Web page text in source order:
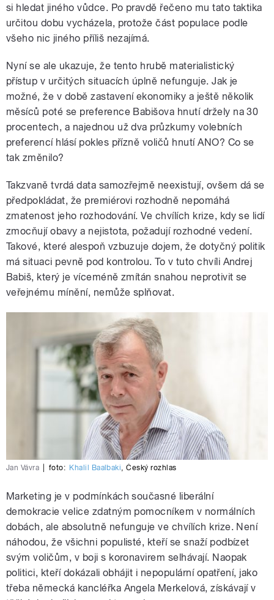
si hledat jiného vůdce. Po pravdě řečeno mu tato taktika
určitou dobu vycházela, protože část populace podle
všeho nic jiného příliš nezajímá.
Nyní se ale ukazuje, že tento hrubě materialistický
přístup v určitých situacích úplně nefunguje. Jak je
možné, že v době zastavení ekonomiky a ještě několik
měsíců poté se preference Babišova hnutí držely na 30
procentech, a najednou už dva průzkumy volebních
preferencí hlásí pokles přízně voličů hnutí ANO? Co se
tak změnilo?
Takzvaně tvrdá data samozřejmě neexistují, ovšem dá se
předpokládat, že premiérovi rozhodně nepomáhá
zmatenost jeho rozhodování. Ve chvílích krize, kdy se lidí
zmocňují obavy a nejistota, požadují rozhodné vedení.
Takové, které alespoň vzbuzuje dojem, že dotyčný politik
má situaci pevně pod kontrolou. To v tuto chvíli Andrej
Babiš, který je víceméně zmítán snahou neprotivit se
veřejnému mínění, nemůže splňovat.
Jan Vávra foto: Khalil Baalbaki,Český rozhlas
Marketing je v podmínkách současné liberální
demokracie velice zdatným pomocníkem v normálních
dobách, ale absolutně nefunguje ve chvílích krize. Není
náhodou, že všichni populisté, kteří se snaží podbízet
svým voličům, v boji s koronavirem selhávají. Naopak
politici, kteří dokázali obhájit i nepopulární opatření, jako
třeba německá kancléřka Angela Merkelová, získávají v